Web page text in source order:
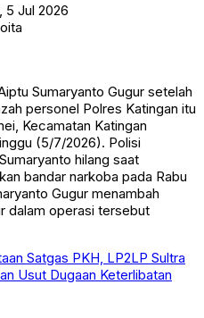
Jul 2026
Sumaryanto Gugur setelah
personel Polres Katingan itu
Kecamatan Katingan
(5/7/2026). Polisi
hilang saat
bandar narkoba pada Rabu
Gugur menambah
dalam operasi tersebut